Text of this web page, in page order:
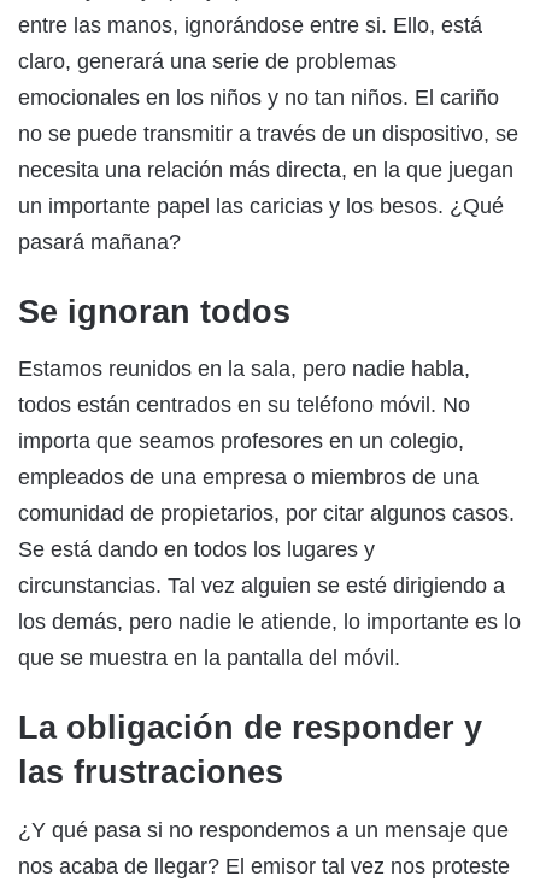
entre las manos, ignorándose entre si. Ello, está
claro, generará una serie de problemas
emocionales en los niños y no tan niños. El cariño
no se puede transmitir a través de un dispositivo, se
necesita una relación más directa, en la que juegan
un importante papel las caricias y los besos. ¿Qué
pasará mañana?
Se ignoran todos
Estamos reunidos en la sala, pero nadie habla,
todos están centrados en su teléfono móvil. No
importa que seamos profesores en un colegio,
empleados de una empresa o miembros de una
comunidad de propietarios, por citar algunos casos.
Se está dando en todos los lugares y
circunstancias. Tal vez alguien se esté dirigiendo a
los demás, pero nadie le atiende, lo importante es lo
que se muestra en la pantalla del móvil.
La obligación de responder y
las frustraciones
¿Y qué pasa si no respondemos a un mensaje que
nos acaba de llegar? El emisor tal vez nos proteste